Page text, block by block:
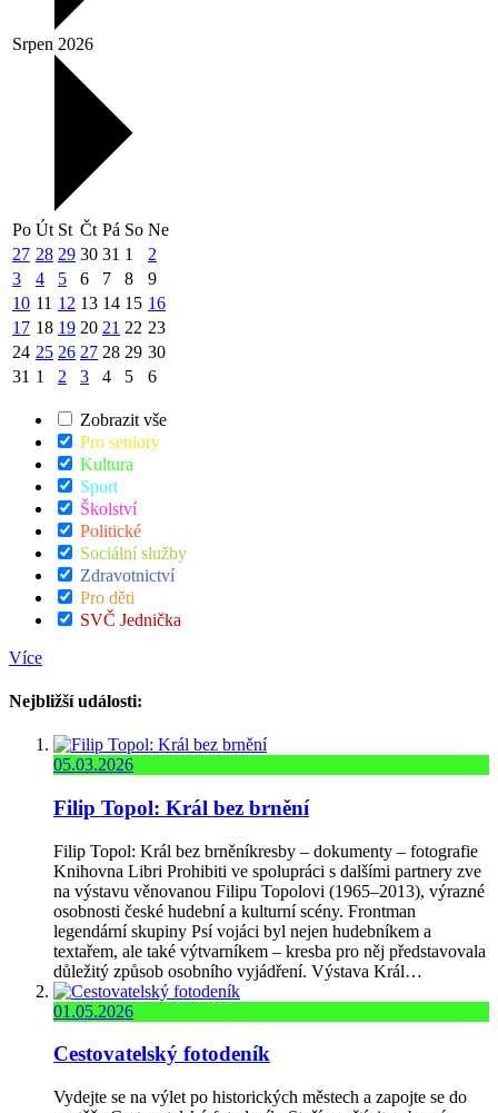
Srpen 2026
Po Út St Čt Pá So Ne
27 28 29 30 31 1
2
3
4 5 6 7 8
9
10 11 12 13 14 15 16
17 18 19 20 21 22 23
24 25 26 27 28 29 30
31 1 2 3 4 5 6
Zobrazit vše
Pro seniory
Kultura
Sport
Školství
Politické
Sociální služby
Zdravotnictví
Pro děti
SVČ Jednička
Více
Nejbližší události:
05.03.2026
Filip Topol: Král bez brnění
Filip Topol: Král bez brněníkresby – dokumenty – fotografie
Knihovna Libri Prohibiti ve spolupráci s dalšími partnery zve
na výstavu věnovanou Filipu Topolovi (1965–2013), výrazné
osobnosti české hudební a kulturní scény. Frontman
legendární skupiny Psí vojáci byl nejen hudebníkem a
textařem, ale také výtvarníkem – kresba pro něj představovala
důležitý způsob osobního vyjádření. Výstava Král…
01.05.2026
Cestovatelský fotodeník
Vydejte se na výlet po historických městech a zapojte se do